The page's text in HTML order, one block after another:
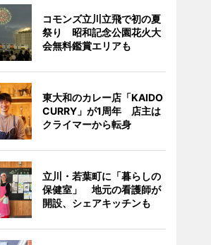
コモンズ立川立飛で初の夏
祭り 昭和記念公園花火大
会無料鑑賞エリアも
東大和のカレー店「KAIDO
CURRY」が1周年 店主は
クライマーから転身
立川・若葉町に「暮らしの
保健室」 地元の看護師が
開設、シェアキッチンも